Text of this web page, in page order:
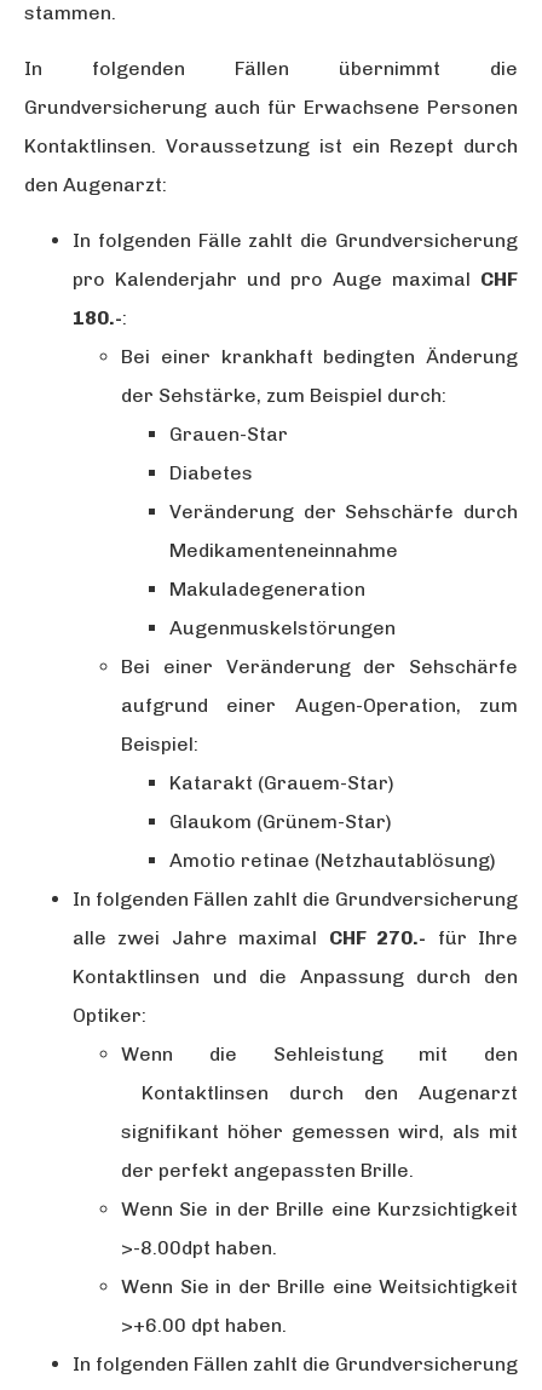
stammen.
In folgenden Fällen übernimmt die
Grundversicherung auch für Erwachsene Personen
Kontaktlinsen. Voraussetzung ist ein Rezept durch
den Augenarzt:
In folgenden Fälle zahlt die Grundversicherung
pro Kalenderjahr und pro Auge maximal CHF
180.-:
Bei einer krankhaft bedingten Änderung
der Sehstärke, zum Beispiel durch:
Grauen-Star
Diabetes
Veränderung der Sehschärfe durch
Medikamenteneinnahme
Makuladegeneration
Augenmuskelstörungen
Bei einer Veränderung der Sehschärfe
aufgrund einer Augen-Operation, zum
Beispiel:
Katarakt (Grauem-Star)
Glaukom (Grünem-Star)
Amotio retinae (Netzhautablösung)
In folgenden Fällen zahlt die Grundversicherung
alle zwei Jahre maximal CHF 270.- für Ihre
Kontaktlinsen und die Anpassung durch den
Optiker:
Wenn die Sehleistung mit den
Kontaktlinsen durch den Augenarzt
signifikant höher gemessen wird, als mit
der perfekt angepassten Brille.
Wenn Sie in der Brille eine Kurzsichtigkeit
>-8.00dpt haben.
Wenn Sie in der Brille eine Weitsichtigkeit
>+6.00 dpt haben.
In folgenden Fällen zahlt die Grundversicherung